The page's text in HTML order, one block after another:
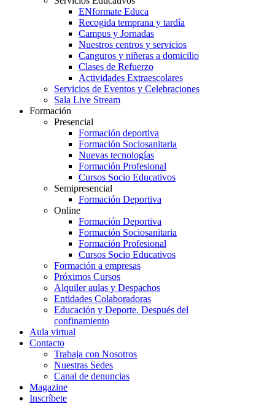
ENformate Educa
Recogida temprana y tardía
Campus y Jornadas
Nuestros centros y servicios
Canguros y niñeras a domicilio
Clases de Refuerzo
Actividades Extraescolares
Servicios de Eventos y Celebraciones
Sala Live Stream
Formación
Presencial
Formación deportiva
Formación Sociosanitaria
Nuevas tecnologías
Formación Profesional
Cursos Socio Educativos
Semipresencial
Formación Deportiva
Online
Formación Deportiva
Formación Sociosanitaria
Formación Profesional
Cursos Socio Educativos
Formación a empresas
Próximos Cursos
Alquiler aulas y Despachos
Entidades Colaboradoras
Educación y Deporte. Después del
confinamiento
Aula virtual
Contacto
Trabaja con Nosotros
Nuestras Sedes
Canal de denuncias
Magazine
Inscríbete